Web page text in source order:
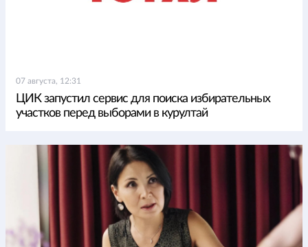
07 августа, 12:31
ЦИК запустил сервис для поиска избирательных
участков перед выборами в курултай